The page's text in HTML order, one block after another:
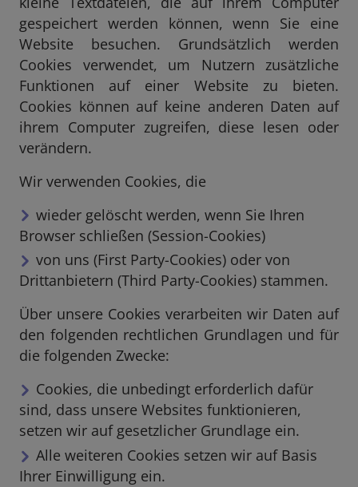
gespeichert werden können, wenn Sie eine
Website besuchen. Grundsätzlich werden
Cookies verwendet, um Nutzern zusätzliche
Funktionen auf einer Website zu bieten.
Cookies können auf keine anderen Daten auf
ihrem Computer zugreifen, diese lesen oder
verändern.
Wir verwenden Cookies, die
wieder gelöscht werden, wenn Sie Ihren
Browser schließen (Session-Cookies)
von uns (First Party-Cookies) oder von
Drittanbietern (Third Party-Cookies) stammen.
Über unsere Cookies verarbeiten wir Daten auf
den folgenden rechtlichen Grundlagen und für
die folgenden Zwecke:
Cookies, die unbedingt erforderlich dafür
sind, dass unsere Websites funktionieren,
setzen wir auf gesetzlicher Grundlage ein.
Alle weiteren Cookies setzen wir auf Basis
Ihrer Einwilligung ein.